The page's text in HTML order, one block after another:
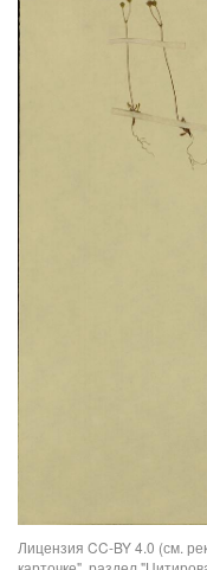
Лицензия CC-BY 4.0 (см.